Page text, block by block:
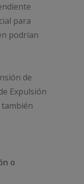
para
podrían
de
Expulsión
o